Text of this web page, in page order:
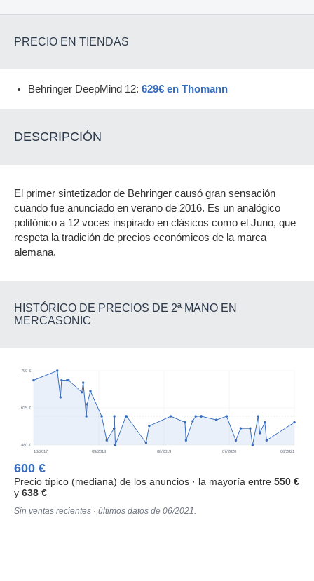
PRECIO EN TIENDAS
Behringer DeepMind 12: 629€ en Thomann
DESCRIPCIÓN
El primer sintetizador de Behringer causó gran sensación
cuando fue anunciado en verano de 2016. Es un analógico
polifónico a 12 voces inspirado en clásicos como el Juno, que
respeta la tradición de precios económicos de la marca
alemana.
HISTÓRICO DE PRECIOS DE 2ª MANO EN
MERCASONIC
480 €
635 €
790 €
10/2017 09/2018 08/2019 07/2020 06/2021
600 €
Precio típico (mediana) de los anuncios · la mayoría entre 550 €
y 638 €
Sin ventas recientes · últimos datos de 06/2021.